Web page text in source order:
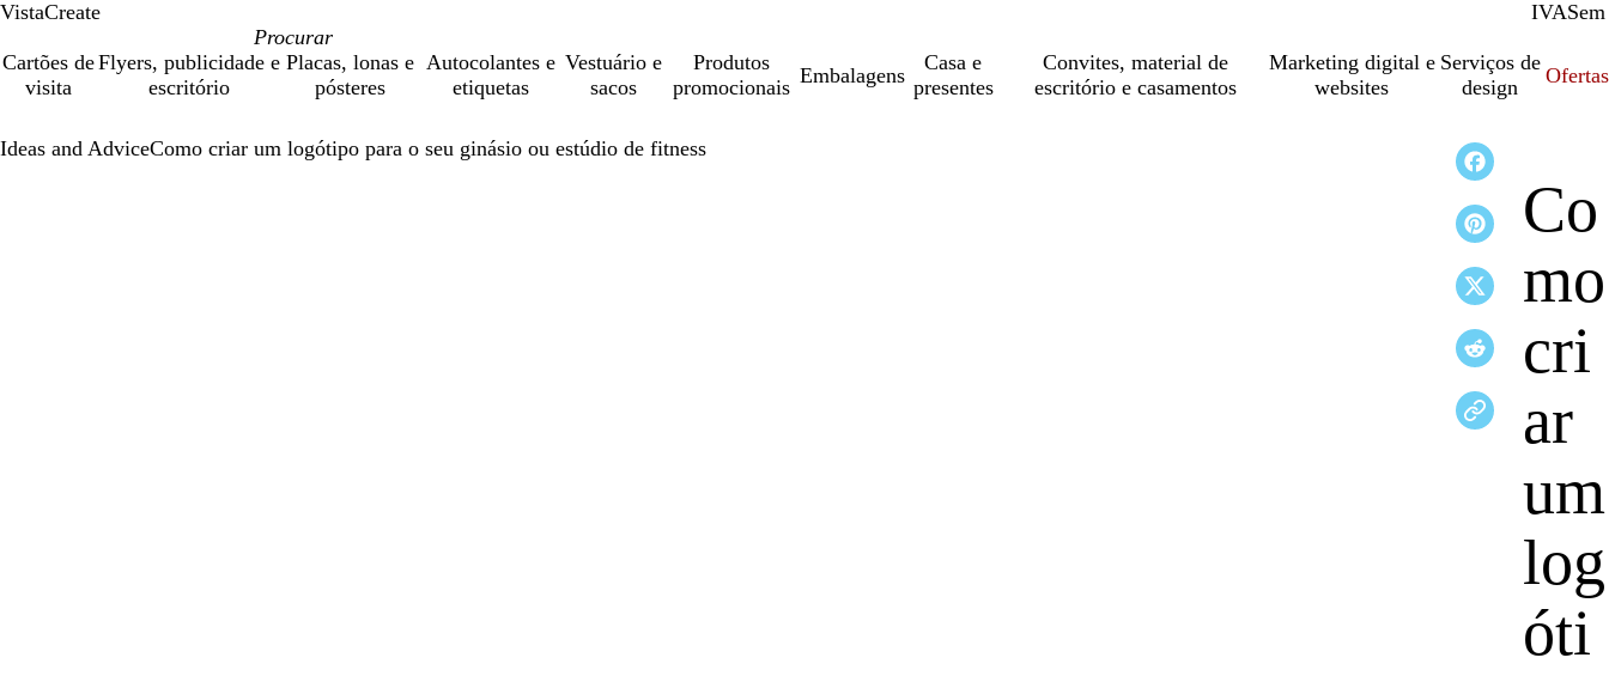
VistaCreate IVACom
Sem
Cartões de
visita
Flyers, publicidade e
escritório
Placas, lonas e
pósteres
Autocolantes e
etiquetas
Vestuário e
sacos
Produtos
promocionais
Embalagens
Casa e
presentes
Convites, material de
escritório e casamentos
Marketing digital e
websites
Serviços de
design
Ofertas
Ideas and AdviceComo criar um logótipo para o seu ginásio ou estúdio de fitness
Co
mo
cri
ar
um
log
óti